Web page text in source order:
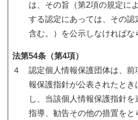
は、その旨（第2項の規定に
する認定にあっては、その認
含む。）を公示しなければな
法第54条（第4項）
４ 認定個人情報保護団体は、前
報保護指針が公表されたとき
し、当該個人情報保護指針
指導、勧告その他の措置をと